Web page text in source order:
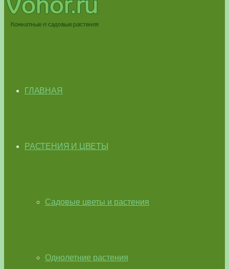
ГЛАВНАЯ
РАСТЕНИЯ И ЦВЕТЫ
Садовые цветы и растения
Однолетние растения